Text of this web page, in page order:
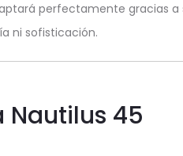
perfectamente gracias a
ni sofisticación.
Nautilus 45